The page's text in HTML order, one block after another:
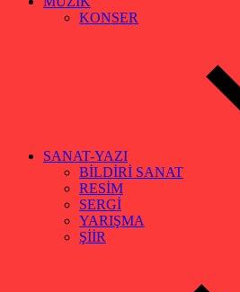
KONSER
SANAT-YAZI
BİLDİRİ SANAT
RESİM
SERGİ
YARIŞMA
ŞİİR